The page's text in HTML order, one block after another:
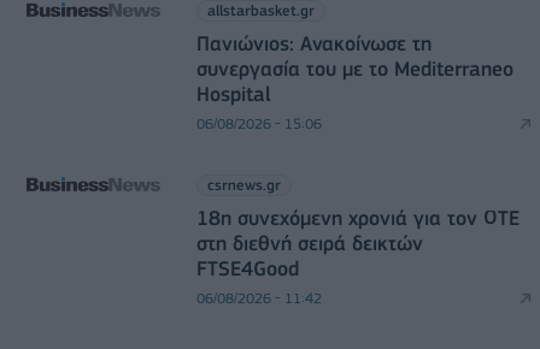
allstarbasket.gr
Πανιώνιος: Ανακοίνωσε τη
συνεργασία του με το Mediterraneo
Hospital
06/08/2026 - 15:06
csrnews.gr
18η συνεχόμενη χρονιά για τον ΟΤΕ
στη διεθνή σειρά δεικτών
FTSE4Good
06/08/2026 - 11:42